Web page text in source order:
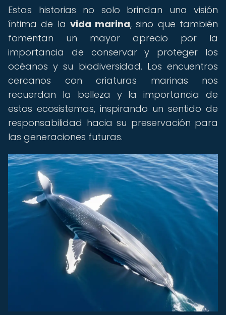
Estas historias no solo brindan una visión
íntima de la vida marina, sino que también
fomentan un mayor aprecio por la
importancia de conservar y proteger los
océanos y su biodiversidad. Los encuentros
cercanos con criaturas marinas nos
recuerdan la belleza y la importancia de
estos ecosistemas, inspirando un sentido de
responsabilidad hacia su preservación para
las generaciones futuras.